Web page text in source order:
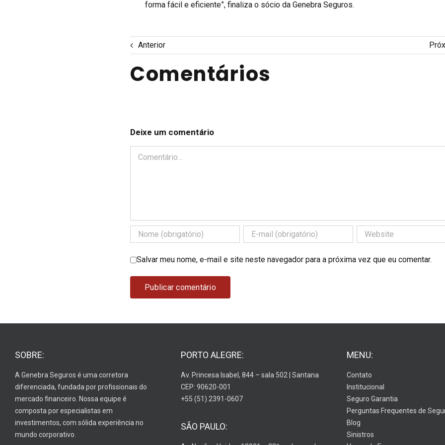
forma fácil e eficiente”, finaliza o sócio da Genebra Seguros.
Anterior
Comentários
Deixe um comentário
Comentário
Salvar meu nome, e-mail e site neste navegador para a próxima vez que eu comentar.
SOBRE:
A Genebra Seguros é uma corretora
diferenciada, fundada por profissionais do
mercado financeiro. Nossa equipe é
composta por especialistas em
investimentos, com sólida experiência no
mundo corporativo.
PORTO ALEGRE:
Av. Princesa Isabel, 844 – sala 502 | Santana
CEP: 90620-001
+55 (51) 2391-0607
SÃO PAULO:
MENU:
Contato
Institucional
Seguro Garantia
Perguntas Frequentes de
Blog
Sinistros